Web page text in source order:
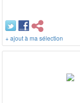
+ ajout à ma sélection